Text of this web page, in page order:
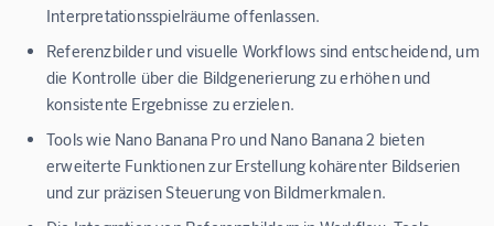
Interpretationsspielräume offenlassen.
Referenzbilder und visuelle Workflows sind entscheidend, um
die Kontrolle über die Bildgenerierung zu erhöhen und
konsistente Ergebnisse zu erzielen.
Tools wie Nano Banana Pro und Nano Banana 2 bieten
erweiterte Funktionen zur Erstellung kohärenter Bildserien
und zur präzisen Steuerung von Bildmerkmalen.